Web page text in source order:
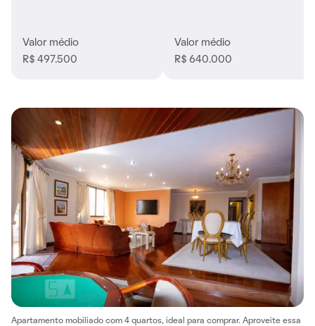
Valor médio
R$ 497.500
Valor médio
R$ 640.000
Apartamento mobiliado com 4 quartos, ideal para comprar. Aproveite essa